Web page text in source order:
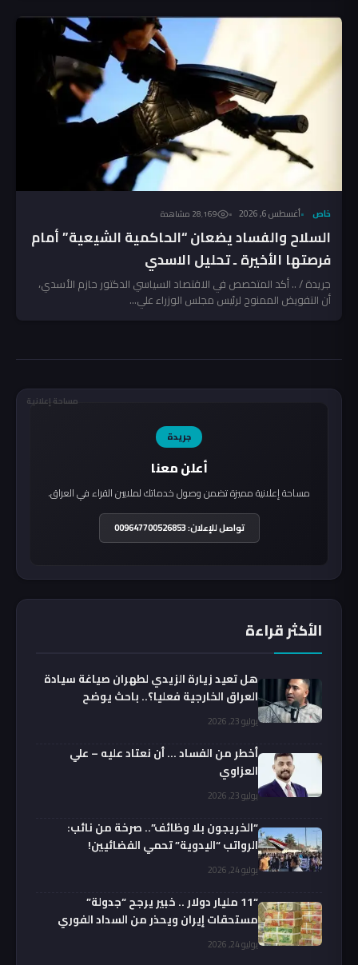
خاص أغسطس 6, 2026 28٬169 مشاهدة
السلاح والفساد يضعان “الحاكمية الشيعية” أمام
فرصتها الأخيرة ـ تحليل الاسدي
جريدة / .. أكد المتخصص في الاقتصاد السياسي الدكتور حازم الأسدي،
أن التفويض الممنوح لرئيس مجلس الوزراء علي...
مساحة إعلانية
جريدة
أعلن معنا
مساحة إعلانية مميزة تضمن وصول خدماتك لملايين القراء في العراق.
تواصل للإعلان: 009647700526853
الأكثر قراءة
هل تعيد زيارة الزيدي لطهران صياغة سيادة
العراق الخارجية فعليا؟.. باحث يوضح
يوليو 23, 2026
أخطر من الفساد … أن نعتاد عليه – علي
العزاوي
يوليو 23, 2026
“الخريجون بلا وظائف”.. صرخة من نائب:
الرواتب “اليدوية” تحمي الفضائيين!
يوليو 24, 2026
“11 مليار دولار .. خبير يرجح “جدولة”
مستحقات إيران ويحذر من السداد الفوري
يوليو 24, 2026